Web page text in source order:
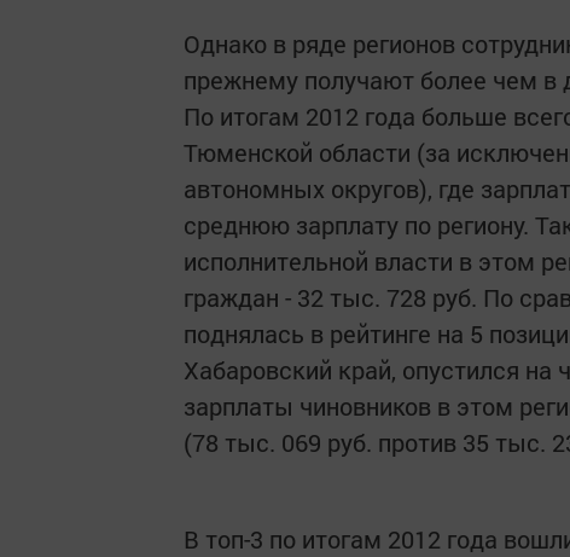
Однако в ряде регионов
прежнему получают более чем в
По итогам 2012 года больше
Тюменской области (за
автономных округов), где
среднюю зарплату по региону.
исполнительной власти в этом
граждан - 32 тыс. 728 руб. По
поднялась в рейтинге на 5
Хабаровский край, опустился на
зарплаты чиновников в этом
(78 тыс. 069 руб. против 35 тыс.
В топ-3 по итогам 2012 года